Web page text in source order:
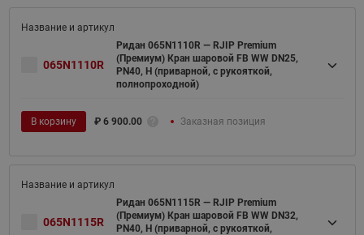
065N1110R
Ридан 065N1110R — RJIP Premium
(Премиум) Кран шаровой FB WW DN25,
PN40, H (приварной, с рукояткой,
полнопроходной)
В корзину ₽ 6 900.00 Заказная позиция
065N1115R
Ридан 065N1115R — RJIP Premium
(Премиум) Кран шаровой FB WW DN32,
PN40, H (приварной, с рукояткой,